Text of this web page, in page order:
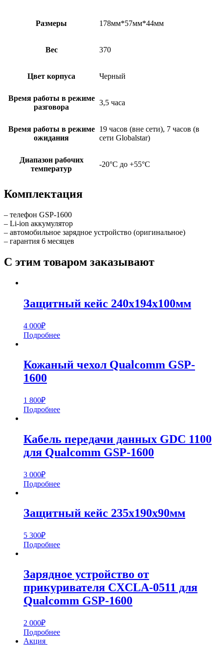
Размеры 178мм*57мм*44мм
Вес 370
Цвет корпуса Черный
Время работы в режиме
разговора
3,5 часа
Время работы в режиме
ожидания
19 часов (вне сети), 7 часов (в
сети Globalstar)
Диапазон рабочих
температур
-20°C до +55°С
Комплектация
– телефон GSP-1600
– Li-ion аккумулятор
– автомобильное зарядное устройство (оригинальное)
– гарантия 6 месяцев
С этим товаром заказывают
Защитный кейс 240х194х100мм
4 000₽
Подробнее
Кожаный чехол Qualcomm GSP-
1600
1 800₽
Подробнее
Кабель передачи данных GDC 1100
для Qualcomm GSP-1600
3 000₽
Подробнее
Защитный кейс 235х190х90мм
5 300₽
Подробнее
Зарядное устройство от
прикуривателя CXCLA-0511 для
Qualcomm GSP-1600
2 000₽
Подробнее
Акция